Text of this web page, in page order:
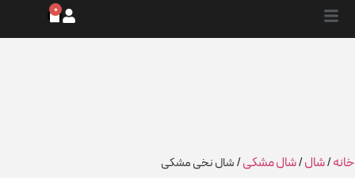
0
خانه/شال/شال مشکی/ شال نخی مشکی